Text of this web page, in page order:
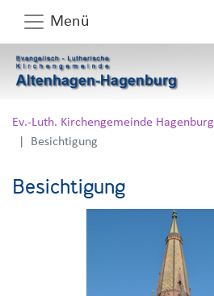
Menü
Ev.-Luth. Kirchengemeinde Hagenburg
Besichtigung
Besichtigung